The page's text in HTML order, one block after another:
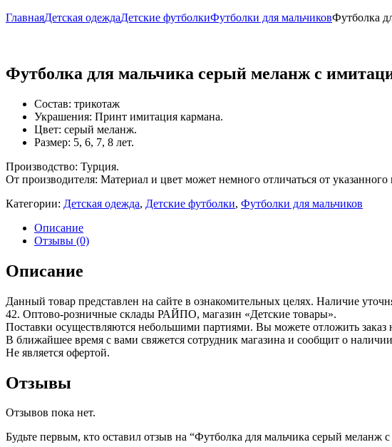
ГлавнаяДетская одеждаДетские футболкиФутболки для мальчиковФутболка
Футболка для мальчика серый меланж с
Состав: трикотаж
Украшения: Принт имитация кармана.
Цвет: серый меланж.
Размер: 5, 6, 7, 8 лет.
Производство: Турция.
От производителя: Материал и цвет может немного отличаться от указанного
Категории: Детская одежда, Детские футболки, Футболки для мальчиков
Описание
Отзывы (0)
Описание
Данный товар представлен на сайте в ознакомительных целях. Наличие
42. Оптово-розничные склады РАЙПО, магазин «Детские товары».
Поставки осуществляются небольшими партиями. Вы можете отложить заказ
В ближайшее время с вами свяжется сотрудник магазина и сообщит о
Не является офертой.
Отзывы
Отзывов пока нет.
Будьте первым, кто оставил отзыв на “Футболка для мальчика серый меланж